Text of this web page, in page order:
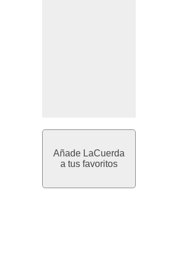
Añade LaCuerda
a tus favoritos